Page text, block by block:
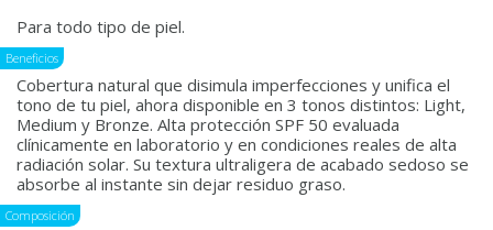
Para todo tipo de piel.
Beneficios
Cobertura natural que disimula imperfecciones y unifica el
tono de tu piel, ahora disponible en 3 tonos distintos: Light,
Medium y Bronze. Alta protección SPF 50 evaluada
clínicamente en laboratorio y en condiciones reales de alta
radiación solar. Su textura ultraligera de acabado sedoso se
absorbe al instante sin dejar residuo graso.
Composición